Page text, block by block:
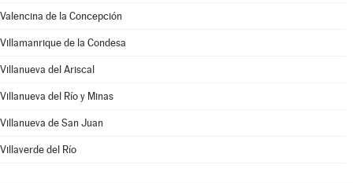
Valencina de la Concepción
Villamanrique de la Condesa
Villanueva del Ariscal
Villanueva del Río y Minas
Villanueva de San Juan
Villaverde del Río